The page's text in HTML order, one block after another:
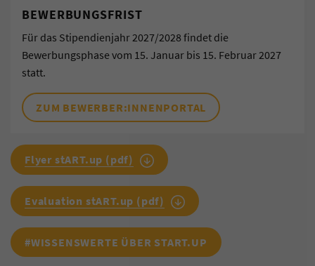
BEWERBUNGSFRIST
Für das Stipendienjahr 2027/2028 findet die
Bewerbungsphase vom 15. Januar bis 15. Februar 2027
statt.
ZUM BEWERBER:INNENPORTAL
Flyer stART.up (pdf)
Evaluation stART.up (pdf)
#WISSENSWERTE ÜBER START.UP